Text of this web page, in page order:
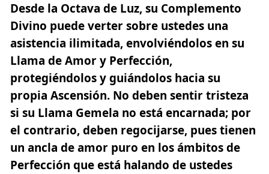
Desde la Octava de Luz, su Complemento
Divino puede verter sobre ustedes una
asistencia ilimitada, envolviéndolos en su
Llama de Amor y Perfección,
protegiéndolos y guiándolos hacia su
propia Ascensión. No deben sentir tristeza
si su Llama Gemela no está encarnada; por
el contrario, deben regocijarse, pues tienen
un ancla de amor puro en los ámbitos de
Perfección que está halando de ustedes